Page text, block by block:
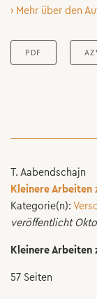
› Mehr über den
PDF
T. Aabendschajn
Kleinere Arbeiten
Kategorie(n):
veröffentlicht
Kleinere Arbeiten
57 Seiten